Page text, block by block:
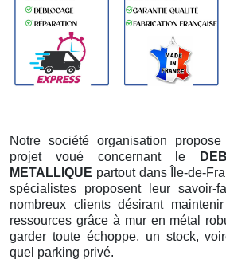
Notre société organisation
projet voué concernant le
METALLIQUE partout dans Île-de-
spécialistes proposent leur savoir-
nombreux clients désirant
ressources grâce à mur en métal
garder toute échoppe, un stock,
quel parking privé.